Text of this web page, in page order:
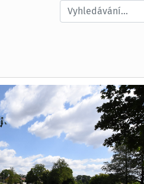
Vyhledávání...